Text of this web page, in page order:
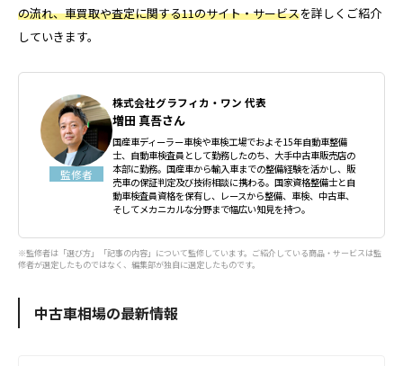
の流れ、車買取や査定に関する11のサイト・サービスを詳しくご紹介
していきます。
監修者
株式会社グラフィカ・ワン 代表
増田 真吾さん
国産車ディーラー車検や車検工場でおよそ15年自動車整備
士、自動車検査員として勤務したのち、大手中古車販売店の
本部に勤務。国産車から輸入車までの整備経験を活かし、販
売車の保証判定及び技術相談に携わる。国家資格整備士と自
動車検査員資格を保有し、レースから整備、車検、中古車、
そしてメカニカルな分野まで幅広い知見を持つ。
※監修者は「選び方」「記事の内容」について監修しています。ご紹介している商品・サービスは監
修者が選定したものではなく、編集部が独自に選定したものです。
中古車相場の最新情報
オンラインフィットネス カーリース
カップル割 ギフト ゴルフ
ダイエット トレーニングジム ナイトブラ
ナイトブラおすすめ ナイトブラ安い
パーソナル パーソナルジム
パーソナルジム女性